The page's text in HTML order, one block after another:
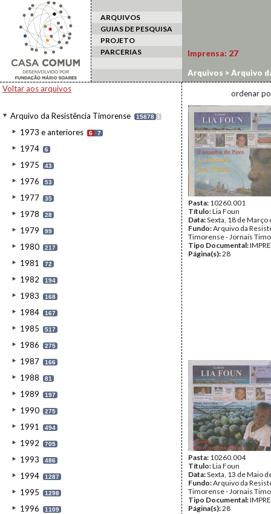
ARQUIVOS
GUIAS DE PESQUISA
PROJETO
PARCERIAS
Voltar aos arquivos
Arquivo da Resistência Timorense 15878 I
1973 e anteriores 6 7
1974 6
1975 43
1976 53
1977 35
1978 28
1979 99
1980 217
1981 72
1982 194
1983 168
1984 167
1985 517
1986 275
1987 166
1988 81
1989 197
1990 275
1991 494
1992 705
1993 486
1994 1287
1995 1298
1996 1109
Imprensa: 27
Arquivos >Arquivo
ordenar
Pasta: 10260.001
Título:Lia Foun
Data:Sexta, 18 de Março
Fundo:Arquivo da
Timorense - Jornais
Tipo Documental:
Página(s):28
Pasta: 10260.004
Título:Lia Foun
Data:Sexta, 13 de Maio
Fundo:Arquivo da
Timorense - Jornais
Tipo Documental:
Página(s):28